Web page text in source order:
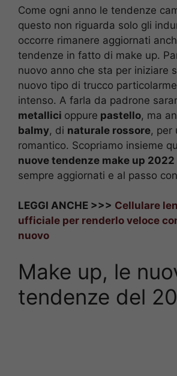
Come ogni anno le tendenze
questo non riguarda solo gli
occorre rimanere aggiornati
tendenze in fatto di make up.
nuovo anno che sta per iniziare
nuovo tipo di trucco
intenso. A farla da padrone
metallici oppure pastello, ma
balmy, di naturale rossore, per
romantico. Scopriamo insieme
nuove tendenze make up 2022
sempre aggiornati e al passo
LEGGI ANCHE >>> Cellulare
ufficiale per renderlo veloce
nuovo
Make up, le
tendenze del